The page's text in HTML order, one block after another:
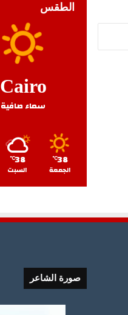
الطقس
Cairo
سماء صافية
38
℃
الجمعة
38
℃
السبت
صورة الشاعر